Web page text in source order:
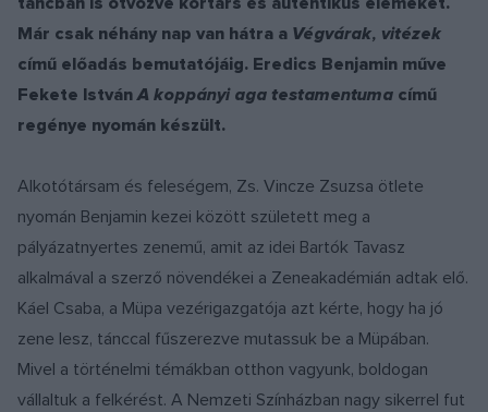
Már csak néhány nap van hátra a Végvárak, vitézek
című előadás bemutatójáig. Eredics Benjamin műve
Fekete IstvánA koppányi aga testamentuma című
regénye nyomán készült.
Alkotótársam és feleségem, Zs. Vincze Zsuzsa ötlete
nyomán Benjamin kezei között született meg a
pályázatnyertes zenemű, amit az idei Bartók Tavasz
alkalmával a szerző növendékei a Zeneakadémián adtak elő.
Káel Csaba, a Müpa vezérigazgatója azt kérte, hogy ha jó
zene lesz, tánccal fűszerezve mutassuk be a Müpában.
Mivel a történelmi témákban otthon vagyunk, boldogan
vállaltuk a felkérést. A Nemzeti Színházban nagy sikerrel fut